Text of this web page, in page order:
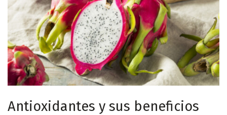
Antioxidantes y sus beneficios